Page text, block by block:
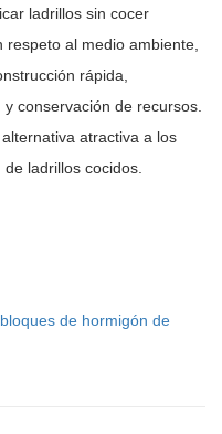
ladrillos sin cocer
al medio ambiente,
rápida,
conservación de recursos.
atractiva a los
ladrillos cocidos.
de hormigón de